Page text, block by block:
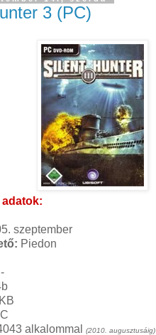
3 (PC)
adatok:
szeptember
Piedon
-
alkalommal (2010. augusztusáig)